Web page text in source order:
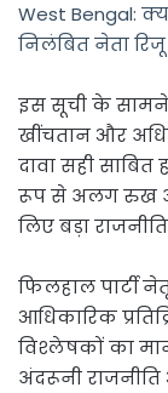
West Bengal:
निलंबित नेता
इस सूची के सामने
खींचतान और
दावा सही
रूप से अलग रुख
लिए बड़ा
फिलहाल पार्टी
आधिकारिक
विश्लेषकों का
अंदरूनी